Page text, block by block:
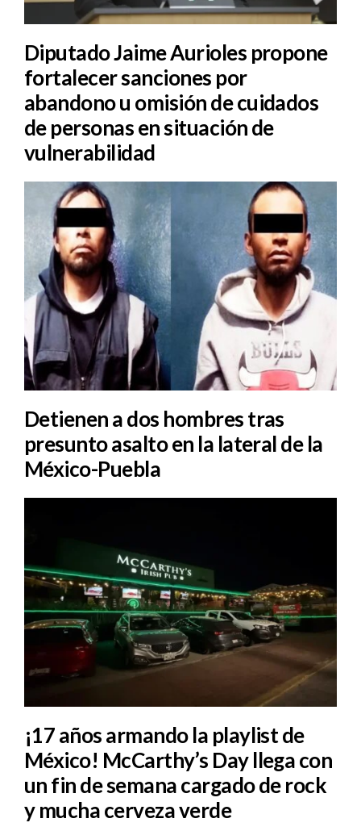
Diputado Jaime Aurioles propone
fortalecer sanciones por
abandono u omisión de cuidados
de personas en situación de
vulnerabilidad
Detienen a dos hombres tras
presunto asalto en la lateral de la
México-Puebla
¡17 años armando la playlist de
México! McCarthy’s Day llega con
un fin de semana cargado de rock
y mucha cerveza verde